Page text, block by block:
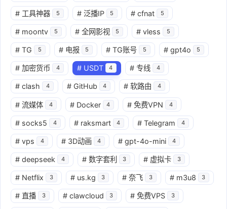
# 工具神器 5 # 泛播IP 5 # cfnat 5
# moontv 5 # 全网影视 5 # vless 5
# TG 5 # 电报 5 # TG账号 5 # gpt4o 5
# 加密货币 4 # USDT 4 # 专线 4
# clash 4 # GitHub 4 # 软路由 4
# 流媒体 4 # Docker 4 # 免费VPN 4
# socks5 4 # raksmart 4 # Telegram 4
# vps 4 # 3D动画 4 # gpt-4o-mini 4
# deepseek 4 # 数字套利 3 # 虚拟卡 3
# Netflix 3 # us.kg 3 # 奈飞 3 # m3u8 3
# 直播 3 # clawcloud 3 # 免费VPS 3